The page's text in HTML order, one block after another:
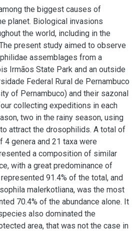
the biggest causes of
planet. Biological invasions
the world, including in the
present study aimed to observe
assemblages from a
Irmãos State Park and an outside
Federal Rural de Pernambuco
of Pernambuco) and their sazonal
collecting expeditions in each
two in the rainy season, using
attract the drosophilids. A total of
genera and 21 taxa were
a composition of similar
with a great predominance of
91.4% of the total, and
malerkotliana, was the most
70.4% of the abundance alone. It
also dominated the
area, that was not the case in